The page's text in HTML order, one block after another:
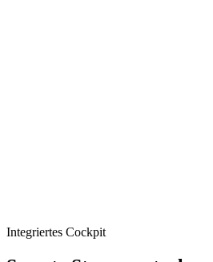
Integriertes Cockpit